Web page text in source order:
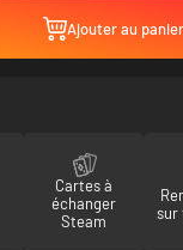
Ajouter au panier
Cartes à
échanger
Steam
sur